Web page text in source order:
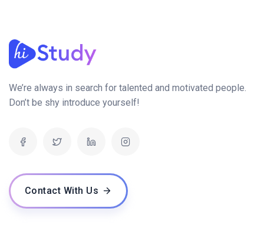
We’re always in search for talented and motivated people.
Don’t be shy introduce yourself!
Contact With Us